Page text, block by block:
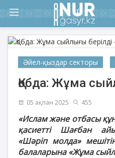
Әйел-қыздар секторы
Қобда: Жұма
05 ақпан 2025 455
«Ислам және отбасы
қасиетті Шағбан
«Шәріп молда»
балаларына «Жұма